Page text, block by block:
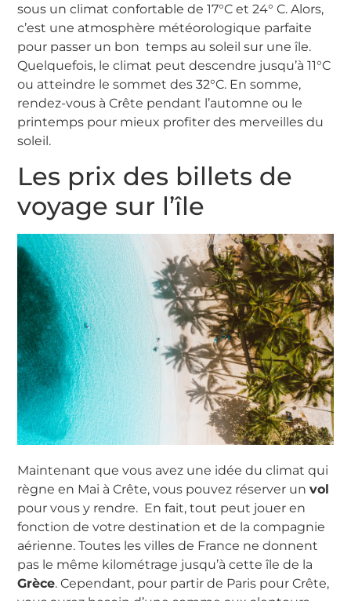
sous un climat confortable de 17°C et 24° C. Alors,
c’est une atmosphère météorologique parfaite
pour passer un bon temps au soleil sur une île.
Quelquefois, le climat peut descendre jusqu’à 11°C
ou atteindre le sommet des 32°C. En somme,
rendez-vous à Crête pendant l’automne ou le
printemps pour mieux profiter des merveilles du
soleil.
Les prix des billets de
voyage sur l’île
Maintenant que vous avez une idée du climat qui
règne en Mai à Crête, vous pouvez réserver unvol
pour vous y rendre. En fait, tout peut jouer en
fonction de votre destination et de la compagnie
aérienne. Toutes les villes de France ne donnent
pas le même kilométrage jusqu’à cette île de la
Grèce. Cependant, pour partir de Paris pour Crête,